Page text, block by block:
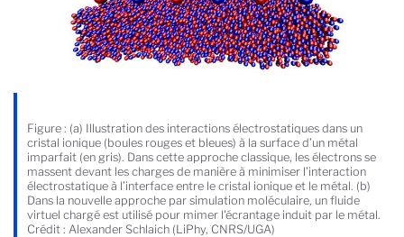
Figure : (a) Illustration des interactions électrostatiques dans un
cristal ionique (boules rouges et bleues) à la surface d’un métal
imparfait (en gris). Dans cette approche classique, les électrons se
massent devant les charges de manière à minimiser l’interaction
électrostatique à l’interface entre le cristal ionique et le métal. (b)
Dans la nouvelle approche par simulation moléculaire, un fluide
virtuel chargé est utilisé pour mimer l'écrantage induit par le métal.
Crédit : Alexander Schlaich (LiPhy, CNRS/UGA)